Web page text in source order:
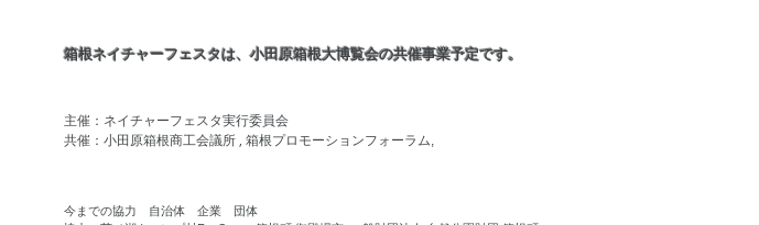
箱根ネイチャーフェスタは、小田原箱根大博覧会の共催事業予定です。
主催：ネイチャーフェスタ実行委員会
共催：小田原箱根商工会議所
箱根プロモーションフォーラム,
今までの協力 自治体 企業 団体